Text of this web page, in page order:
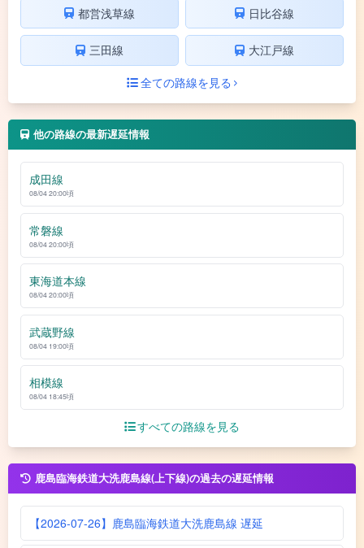
都営浅草線 日比谷線
三田線
大江戸線
全ての路線を見る
他の路線の最新遅延情報
成田線
08/04 20:00頃
常磐線
08/04 20:00頃
東海道本線
08/04 20:00頃
武蔵野線
08/04 19:00頃
相模線
08/04 18:45頃
すべての路線を見る
鹿島臨海鉄道大洗鹿島線(上下線)の過去の遅延情報
【2026-07-26】鹿島臨海鉄道大洗鹿島線 遅延